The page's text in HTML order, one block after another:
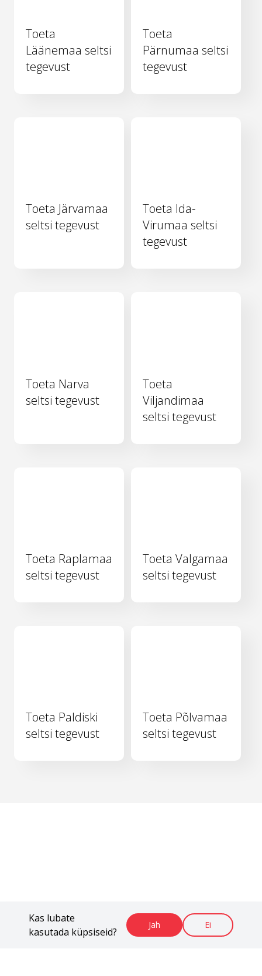
Kas lubate
kasutada küpsiseid?
Jah Ei
Toeta
Läänemaa seltsi
tegevust
Toeta
Pärnumaa seltsi
tegevust
Toeta Järvamaa
seltsi tegevust
Toeta Ida-
Virumaa seltsi
tegevust
Toeta Narva
seltsi tegevust
Toeta
Viljandimaa
seltsi tegevust
Toeta Raplamaa
seltsi tegevust
Toeta Valgamaa
seltsi tegevust
Toeta Paldiski
seltsi tegevust
Toeta Põlvamaa
seltsi tegevust